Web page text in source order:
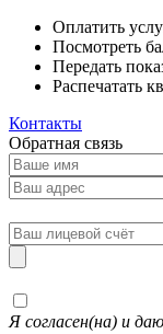
Оплатить
Посмотреть
Передать
Распечатать
Контакты
Обратная связь
Я согласен(на) и